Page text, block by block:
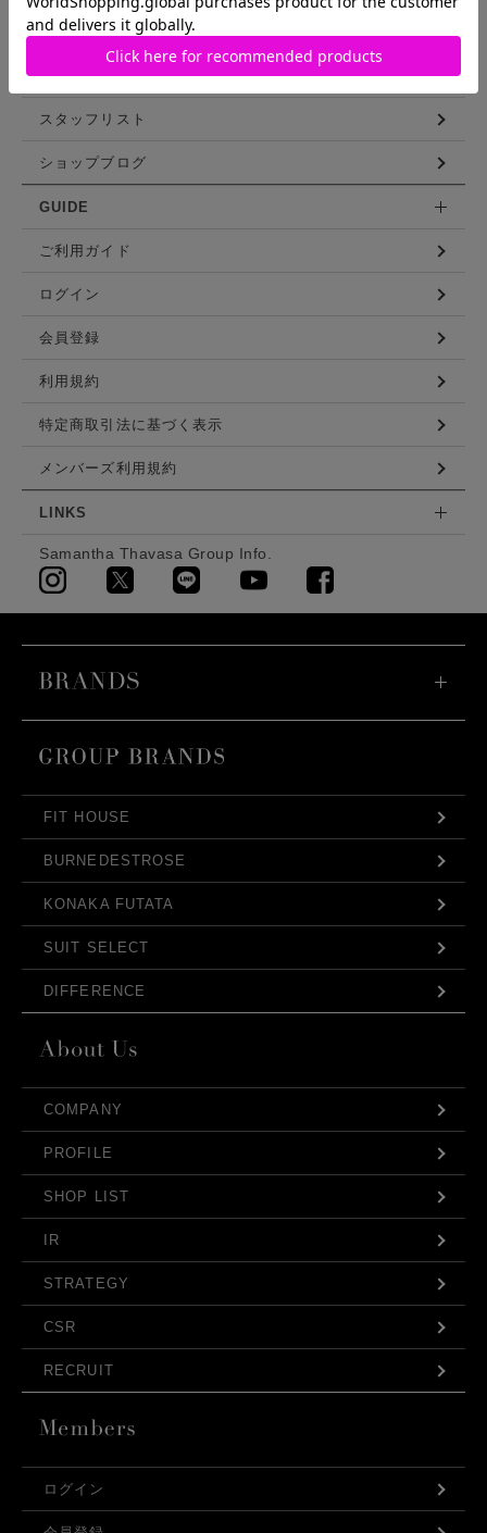
ランキング
コーディネート
スタッフリスト
ショップブログ
GUIDE
ご利用ガイド
ログイン
会員登録
利用規約
特定商取引法に基づく表示
メンバーズ利用規約
LINKS
Samantha Thavasa Group Info.
FIT HOUSE
BURNEDESTROSE
KONAKA FUTATA
SUIT SELECT
DIFFERENCE
COMPANY
PROFILE
SHOP LIST
IR
STRATEGY
CSR
RECRUIT
ログイン